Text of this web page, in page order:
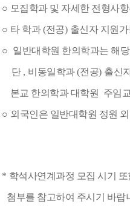
○ 모집학과 및 자세한 전형사
○ 타 학과(전공) 출신자 지원가
○ 일반대학원 한의학과는 해
단 , 비동일학과(전공) 출신
본교 한의학과 대학원 주임
○ 외국인은 일반대학원 정원
* 학석사연계과정 모집 시기
첨부를 참고하여 주시기 바랍